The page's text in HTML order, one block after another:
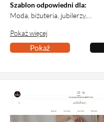
Szablon odpowiedni dla:
Moda, biżuteria, jubilerzy,…
Pokaż więcej
Pokaż